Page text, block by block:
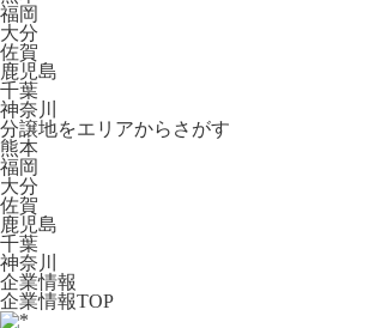
福岡
大分
佐賀
鹿児島
千葉
神奈川
分譲地をエリアからさがす
熊本
福岡
大分
佐賀
鹿児島
千葉
神奈川
企業情報
企業情報TOP